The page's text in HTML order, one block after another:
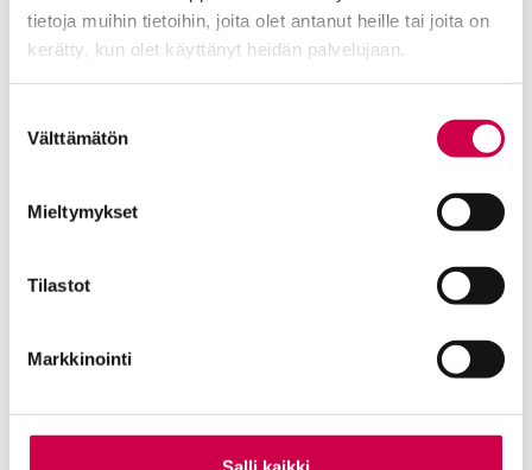
tietoja muihin tietoihin, joita olet antanut heille tai joita on
kerätty, kun olet käyttänyt heidän palvelujaan.
valinta
Välttämätön
Mieltymykset
Tilastot
Markkinointi
uusimmat ja aiemmat
suosituimmat artikkelit, joista
voit myös kuunnella. Sanan
sekä podcastit.